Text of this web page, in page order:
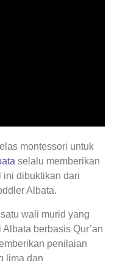
montessori untuk
selalu memberikan
ini dibuktikan dari
Albata.
wali murid yang
berbasis Qur’an
penilaian
lima dan